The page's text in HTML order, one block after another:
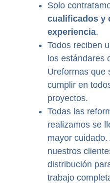
Solo
cualificados y
experiencia.
Todos reciben
los estándares
Ureformas que
cumplir en
proyectos.
Todas las
realizamos se
mayor
nuestros
distribución
trabajo